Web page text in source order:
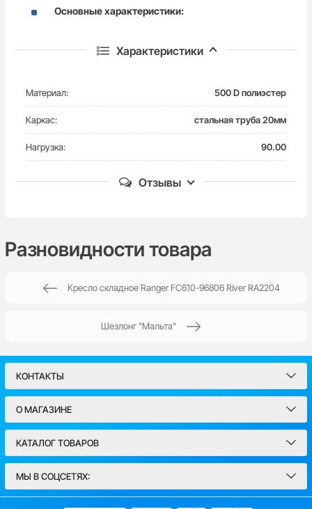
Основные характеристики:
Ширина сидения: 49 см.
толщина - 12 см.
высота - 90 см.
Характеристики
Материал: 500 D полиэстер
Каркас: стальная труба 20мм
Нагрузка: 90.00
Отзывы
Введите комментарий*
Разновидности товара
Кресло складное Ranger FC610-96806 River RA2204
Шезлонг "Мальта"
КОНТАКТЫ
О МАГАЗИНЕ
КАТАЛОГ ТОВАРОВ
МЫ В СОЦСЕТЯХ: